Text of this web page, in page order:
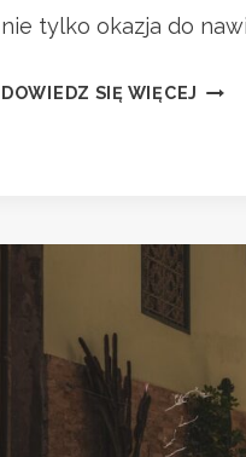
nie tylko okazja do
DOWIEDZ SIĘ WIĘCEJ